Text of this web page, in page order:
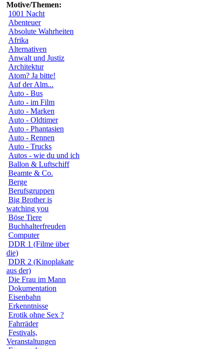
Motive/Themen:
1001 Nacht
Abenteuer
Absolute Wahrheiten
Afrika
Alternativen
Anwalt und Justiz
Architektur
Atom? Ja bitte!
Auf der Alm...
Auto - Bus
Auto - im Film
Auto - Marken
Auto - Oldtimer
Auto - Phantasien
Auto - Rennen
Auto - Trucks
Autos - wie du und ich
Ballon & Luftschiff
Beamte & Co.
Berge
Berufsgruppen
Big Brother is
watching you
Böse Tiere
Buchhalterfreuden
Computer
DDR 1 (Filme über
die)
DDR 2 (Kinoplakate
aus der)
Die Frau im Mann
Dokumentation
Eisenbahn
Erkenntnisse
Erotik ohne Sex ?
Fahrräder
Festivals,
Veranstaltungen